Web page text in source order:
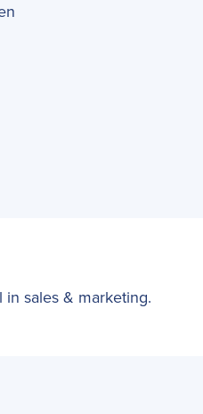
sales & marketing.